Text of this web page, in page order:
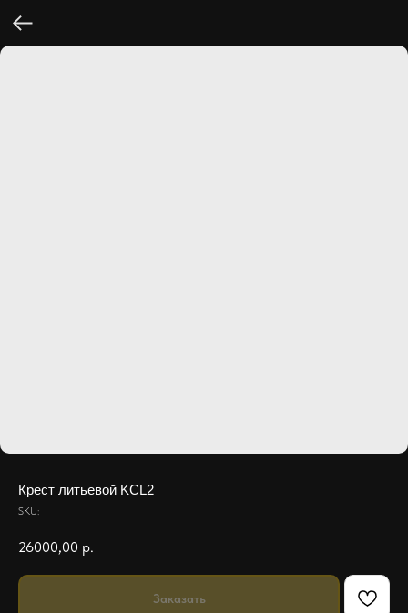
Крест литьевой KCL2
SKU:
26000,00 р.
Заказать